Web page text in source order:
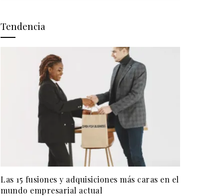
Tendencia
Las 15 fusiones y adquisiciones más caras en el
mundo empresarial actual